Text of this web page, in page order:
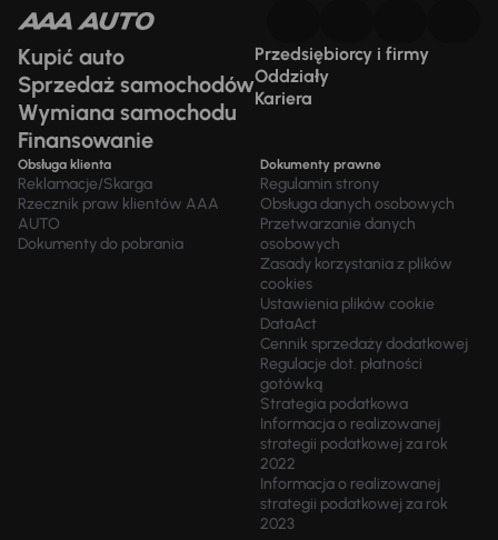
Kupić auto
Sprzedaż samochodów
Wymiana samochodu
Finansowanie
Przedsiębiorcy i firmy
Oddziały
Kariera
Obsługa klienta
Reklamacje/Skarga
Rzecznik praw klientów AAA
AUTO
Dokumenty do pobrania
Dokumenty prawne
Regulamin strony
Obsługa danych osobowych
Przetwarzanie danych
osobowych
Zasady korzystania z plików
cookies
Ustawienia plików cookie
DataAct
Cennik sprzedaży dodatkowej
Regulacje dot. płatności
gotówką
Strategia podatkowa
Informacja o realizowanej
strategii podatkowej za rok
2022
Informacja o realizowanej
strategii podatkowej za rok
2023